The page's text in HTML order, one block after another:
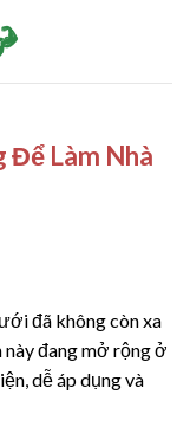
Để Làm Nhà
đã không còn xa
này đang mở rộng ở
dễ áp dụng và